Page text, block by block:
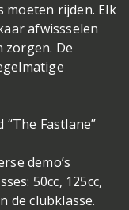
moeten rijden. Elk
afwissselen
zorgen. De
Fastlane”
demo’s
50cc, 125cc,
de clubklasse.